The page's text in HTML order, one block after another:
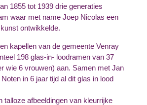
1855 tot 1939 drie generaties
waar met name Joep Nicolas een
ontwikkelde.
kapellen van de gemeente Venray
198 glas-in- loodramen van 37
wie 6 vrouwen) aan. Samen met Jan
in 6 jaar tijd al dit glas in lood
talloze afbeeldingen van kleurrijke